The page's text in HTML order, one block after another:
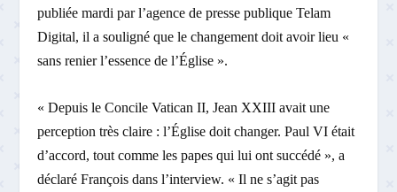
publiée mardi par l’agence de presse publique Telam
Digital, il a souligné que le changement doit avoir lieu «
sans renier l’essence de l’Église ».
« Depuis le Concile Vatican II, Jean XXIII avait une
perception très claire : l’Église doit changer. Paul VI était
d’accord, tout comme les papes qui lui ont succédé », a
déclaré François dans l’interview. « Il ne s’agit pas